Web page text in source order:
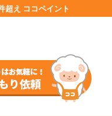
超え ココペイント